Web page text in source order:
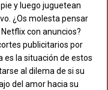
y luego juguetean
¿Os molesta pensar
con anuncios?
publicitarios por
es la situación de estos
al dilema de si su
del amor hacia su